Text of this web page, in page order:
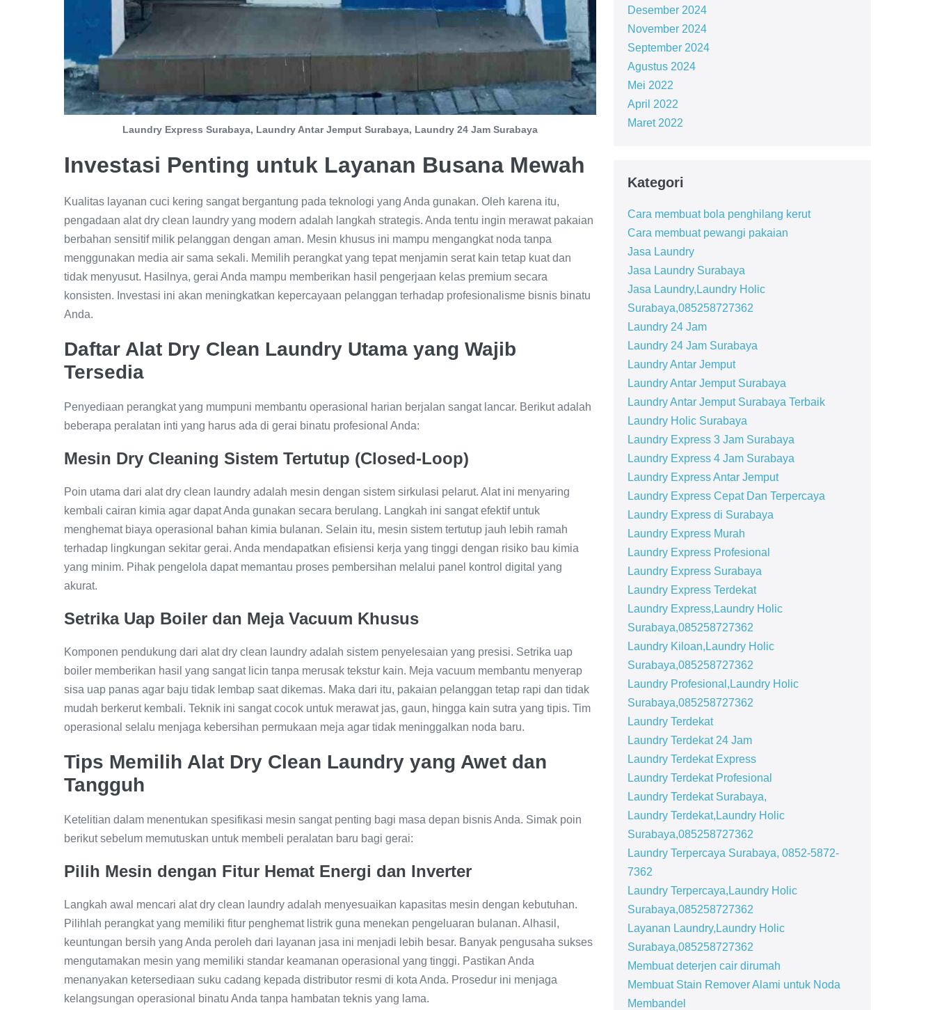
Laundry Express Surabaya, Laundry Antar Jemput Surabaya, Laundry 24 Jam Surabaya
Investasi Penting untuk Layanan Busana Mewah
Kualitas layanan cuci kering sangat bergantung pada teknologi yang Anda gunakan. Oleh karena itu,
pengadaan alat dry clean laundry yang modern adalah langkah strategis. Anda tentu ingin merawat pakaian
berbahan sensitif milik pelanggan dengan aman. Mesin khusus ini mampu mengangkat noda tanpa
menggunakan media air sama sekali. Memilih perangkat yang tepat menjamin serat kain tetap kuat dan
tidak menyusut. Hasilnya, gerai Anda mampu memberikan hasil pengerjaan kelas premium secara
konsisten. Investasi ini akan meningkatkan kepercayaan pelanggan terhadap profesionalisme bisnis binatu
Anda.
Daftar Alat Dry Clean Laundry Utama yang Wajib
Tersedia
Penyediaan perangkat yang mumpuni membantu operasional harian berjalan sangat lancar. Berikut adalah
beberapa peralatan inti yang harus ada di gerai binatu profesional Anda:
Mesin Dry Cleaning Sistem Tertutup (Closed-Loop)
Poin utama dari alat dry clean laundry adalah mesin dengan sistem sirkulasi pelarut. Alat ini menyaring
kembali cairan kimia agar dapat Anda gunakan secara berulang. Langkah ini sangat efektif untuk
menghemat biaya operasional bahan kimia bulanan. Selain itu, mesin sistem tertutup jauh lebih ramah
terhadap lingkungan sekitar gerai. Anda mendapatkan efisiensi kerja yang tinggi dengan risiko bau kimia
yang minim. Pihak pengelola dapat memantau proses pembersihan melalui panel kontrol digital yang
akurat.
Setrika Uap Boiler dan Meja Vacuum Khusus
Komponen pendukung dari alat dry clean laundry adalah sistem penyelesaian yang presisi. Setrika uap
boiler memberikan hasil yang sangat licin tanpa merusak tekstur kain. Meja vacuum membantu menyerap
sisa uap panas agar baju tidak lembap saat dikemas. Maka dari itu, pakaian pelanggan tetap rapi dan tidak
mudah berkerut kembali. Teknik ini sangat cocok untuk merawat jas, gaun, hingga kain sutra yang tipis. Tim
operasional selalu menjaga kebersihan permukaan meja agar tidak meninggalkan noda baru.
Tips Memilih Alat Dry Clean Laundry yang Awet dan
Tangguh
Ketelitian dalam menentukan spesifikasi mesin sangat penting bagi masa depan bisnis Anda. Simak poin
berikut sebelum memutuskan untuk membeli peralatan baru bagi gerai:
Pilih Mesin dengan Fitur Hemat Energi dan Inverter
Langkah awal mencari alat dry clean laundry adalah menyesuaikan kapasitas mesin dengan kebutuhan.
Pilihlah perangkat yang memiliki fitur penghemat listrik guna menekan pengeluaran bulanan. Alhasil,
keuntungan bersih yang Anda peroleh dari layanan jasa ini menjadi lebih besar. Banyak pengusaha sukses
mengutamakan mesin yang memiliki standar keamanan operasional yang tinggi. Pastikan Anda
menanyakan ketersediaan suku cadang kepada distributor resmi di kota Anda. Prosedur ini menjaga
kelangsungan operasional binatu Anda tanpa hambatan teknis yang lama.
Desember 2024
November 2024
September 2024
Agustus 2024
Mei 2022
April 2022
Maret 2022
Kategori
Cara membuat bola penghilang kerut
Cara membuat pewangi pakaian
Jasa Laundry
Jasa Laundry Surabaya
Jasa Laundry,Laundry Holic
Surabaya,085258727362
Laundry 24 Jam
Laundry 24 Jam Surabaya
Laundry Antar Jemput
Laundry Antar Jemput Surabaya
Laundry Antar Jemput Surabaya Terbaik
Laundry Holic Surabaya
Laundry Express 3 Jam Surabaya
Laundry Express 4 Jam Surabaya
Laundry Express Antar Jemput
Laundry Express Cepat Dan Terpercaya
Laundry Express di Surabaya
Laundry Express Murah
Laundry Express Profesional
Laundry Express Surabaya
Laundry Express Terdekat
Laundry Express,Laundry Holic
Surabaya,085258727362
Laundry Kiloan,Laundry Holic
Surabaya,085258727362
Laundry Profesional,Laundry Holic
Surabaya,085258727362
Laundry Terdekat
Laundry Terdekat 24 Jam
Laundry Terdekat Express
Laundry Terdekat Profesional
Laundry Terdekat Surabaya,
Laundry Terdekat,Laundry Holic
Surabaya,085258727362
Laundry Terpercaya Surabaya, 0852-5872-
7362
Laundry Terpercaya,Laundry Holic
Surabaya,085258727362
Layanan Laundry,Laundry Holic
Surabaya,085258727362
Membuat deterjen cair dirumah
Membuat Stain Remover Alami untuk Noda
Membandel